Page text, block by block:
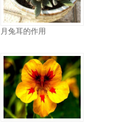
月兔耳的作用